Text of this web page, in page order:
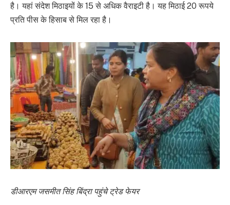
है। यहां संदेश मिठाइयों के 15 से अधिक वैराइटी है। यह मिठाई 20 रूपये
प्रति पीस के हिसाब से मिल रहा है।
डीआरएम जसमीत सिंह बिंद्रा पहुंचे ट्रेड फेयर